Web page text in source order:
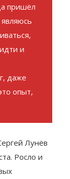
пришёл
и
даже
опыт,
Лунёв
Росло и